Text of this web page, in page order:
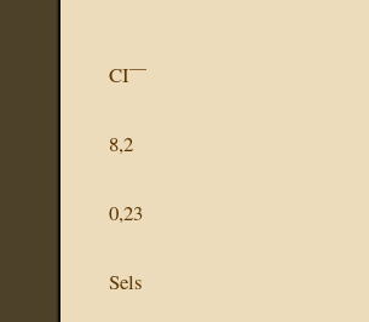
CI—
8,2
0,23
Sels